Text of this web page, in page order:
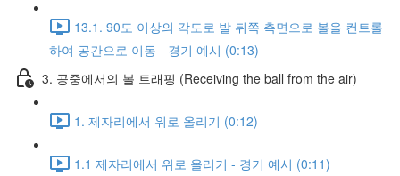
13.1. 90도 이상의 각도로 발 뒤쪽 측면으로 볼을 컨트롤
하여 공간으로 이동 - 경기 예시 (0:13)
3. 공중에서의 볼 트래핑 (Receiving the ball from the air)
1. 제자리에서 위로 올리기 (0:12)
1.1 제자리에서 위로 올리기 - 경기 예시 (0:11)